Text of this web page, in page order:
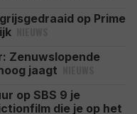
op Prime
Zenuwslopende
jaagt
op SBS 9 je
die je op het